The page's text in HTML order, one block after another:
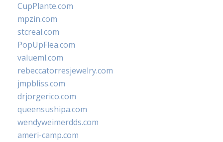
CupPlante.com
mpzin.com
stcreal.com
PopUpFlea.com
valueml.com
rebeccatorresjewelry.com
jmpbliss.com
drjorgerico.com
queensushipa.com
wendyweimerdds.com
ameri-camp.com